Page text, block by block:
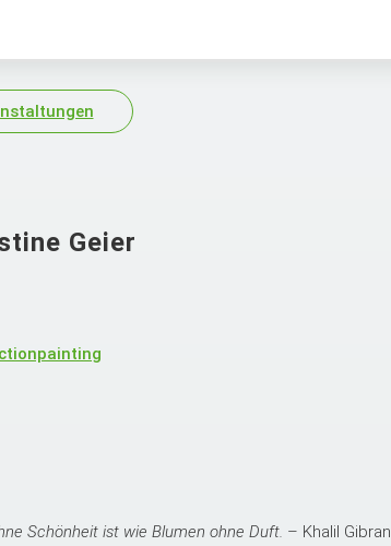
Geier
Schönheit ist wie Blumen ohne Duft. – Khalil Gibran